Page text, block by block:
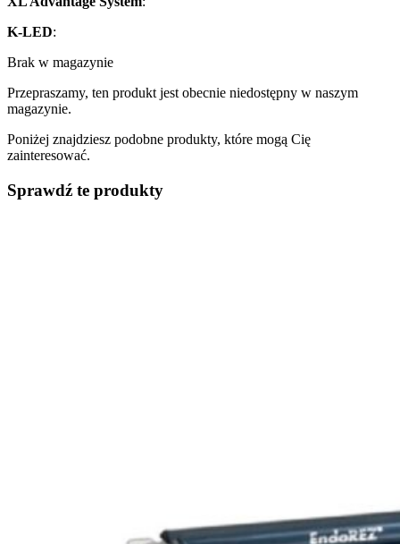
K-LED:
Brak w magazynie
Przepraszamy, ten produkt jest obecnie niedostępny w naszym
magazynie.
Poniżej znajdziesz podobne produkty, które mogą Cię
zainteresować.
Sprawdź te produkty